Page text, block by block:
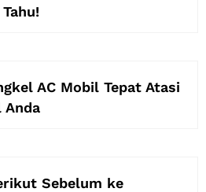
AC Mobil Tepat Atasi
Anda
Sebelum ke